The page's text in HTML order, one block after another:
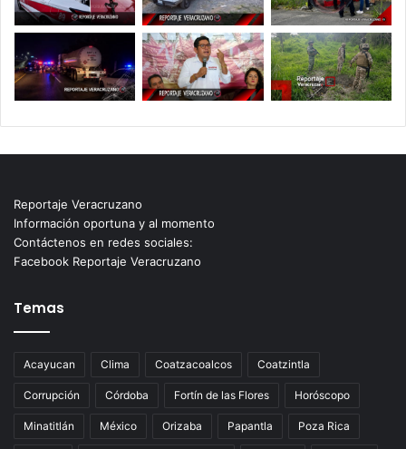
Reportaje Veracruzano
Información oportuna y al momento
Contáctenos en redes sociales:
Facebook Reportaje Veracruzano
Temas
Acayucan Clima Coatzacoalcos Coatzintla
Corrupción Córdoba Fortín de las Flores Horóscopo
Minatitlán México Orizaba Papantla Poza Rica